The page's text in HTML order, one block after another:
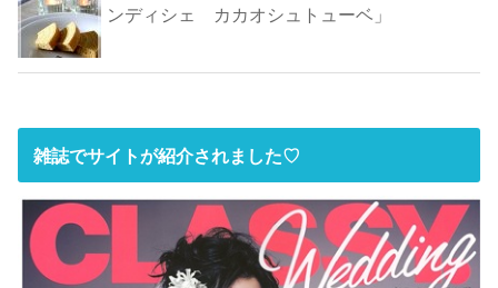
ンディシェ カカオシュトューベ」
雑誌でサイトが紹介されました♡